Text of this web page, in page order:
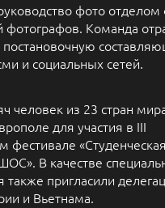
фото отделом
фотографов. Команда
и социальных сетей.
человек из 23 стран
для участия в III
В качестве
также пригласили
и Вьетнама.